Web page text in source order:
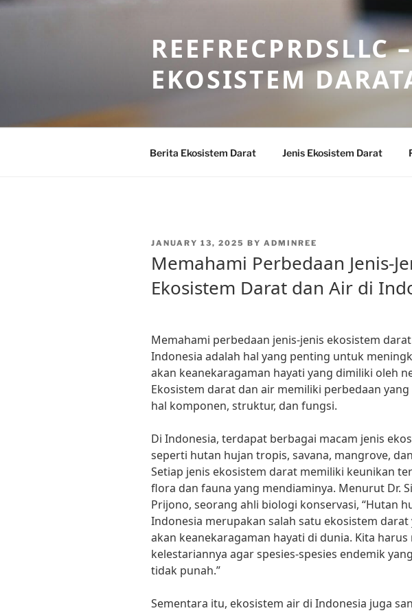
Skip
EKOSISTEM
Berita Ekosistem Darat Jenis Ekosistem Darat
POSTED
JANUARY 13, 2025 BY ADMINREE
Memahami Perbedaan Jenis-
Ekosistem Darat dan Air di
Memahami perbedaan jenis-jenis ekosistem
Indonesia adalah hal yang penting untuk
akan keanekaragaman hayati yang dimiliki oleh
Ekosistem darat dan air memiliki perbedaan
hal komponen, struktur, dan fungsi.
Di Indonesia, terdapat berbagai macam jenis
seperti hutan hujan tropis, savana, mangrove,
Setiap jenis ekosistem darat memiliki keunikan
flora dan fauna yang mendiaminya. Menurut Dr.
Prijono, seorang ahli biologi konservasi, “Hutan
Indonesia merupakan salah satu ekosistem darat
akan keanekaragaman hayati di dunia. Kita harus
kelestariannya agar spesies-spesies endemik
tidak punah.”
Sementara itu, ekosistem air di Indonesia juga